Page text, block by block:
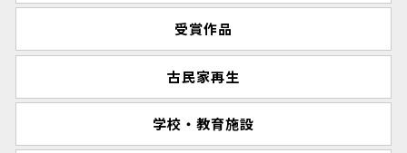
受賞作品
古民家再生
学校・教育施設